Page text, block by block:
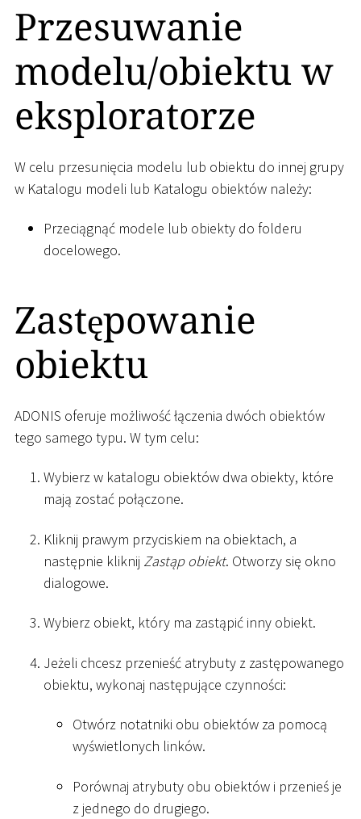
Przesuwanie
modelu/obiektu w
eksploratorze
W celu przesunięcia modelu lub obiektu do innej grupy
w Katalogu modeli lub Katalogu obiektów należy:
Przeciągnąć modele lub obiekty do folderu
docelowego.
Zastępowanie
obiektu
ADONIS oferuje możliwość łączenia dwóch obiektów
tego samego typu. W tym celu:
Wybierz w katalogu obiektów dwa obiekty, które
mają zostać połączone.
Kliknij prawym przyciskiem na obiektach, a
następnie kliknij Zastąp obiekt. Otworzy się okno
dialogowe.
Wybierz obiekt, który ma zastąpić inny obiekt.
Jeżeli chcesz przenieść atrybuty z zastępowanego
obiektu, wykonaj następujące czynności:
Otwórz notatniki obu obiektów za pomocą
wyświetlonych linków.
Porównaj atrybuty obu obiektów i przenieś je
z jednego do drugiego.